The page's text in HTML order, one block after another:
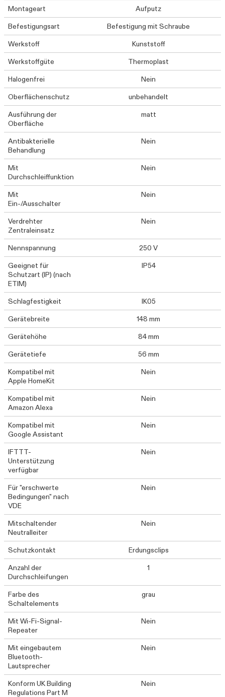
Montageart
Aufputz
Befestigungsart
Befestigung mit Schraube
Werkstoff
Kunststoff
Werkstoffgüte
Thermoplast
Halogenfrei
Nein
Oberflächenschutz
unbehandelt
Ausführung der
Oberfläche
matt
Antibakterielle
Behandlung
Nein
Mit
Durchschleiffunktion
Nein
Mit
Ein-/Ausschalter
Nein
Verdrehter
Zentraleinsatz
Nein
Nennspannung
250 V
Geeignet für
Schutzart (IP) (nach
ETIM)
IP54
Schlagfestigkeit
IK05
Gerätebreite
148 mm
Gerätehöhe
84 mm
Gerätetiefe
56 mm
Kompatibel mit
Apple HomeKit
Nein
Kompatibel mit
Amazon Alexa
Nein
Kompatibel mit
Google Assistant
Nein
IFTTT-
Unterstützung
verfügbar
Nein
Für "erschwerte
Bedingungen" nach
VDE
Nein
Mitschaltender
Neutralleiter
Nein
Schutzkontakt
Erdungsclips
Anzahl der
Durchschleifungen
1
Farbe des
Schaltelements
grau
Mit Wi-Fi-Signal-
Repeater
Nein
Mit eingebautem
Bluetooth-
Lautsprecher
Nein
Konform UK Building
Regulations Part M
Nein